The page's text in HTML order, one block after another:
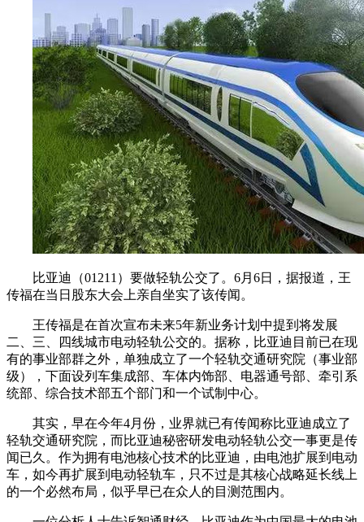
比亚迪（01211）要做轻轨公交了。6月6日，据报道，王
传福在当日股东大会上亲自坐实了该传闻。
王传福是在首次宣布未来5年新业务计划中提到将发展
二、三、四线城市电动轻轨公交的。据称，比亚迪目前已在现
有的事业部群之外，单独成立了一个轻轨交通研究院（事业部
级），下面设列车集成部、车体内饰部、电器通号部、牵引系
统部、综合技术部五个部门和一个试制中心。
其实，早在今年4月份，业界就已有传闻称比亚迪成立了
轻轨交通研究院，而比亚迪秘密研发电动轻轨公交一事更是传
闻已久。作为拥有电池核心技术的比亚迪，由电池扩展到电动
车，如今再扩展到电动轻轨车，只不过是其核心战略延长线上
的一个必然布局，似乎早已在众人的目测范围内。